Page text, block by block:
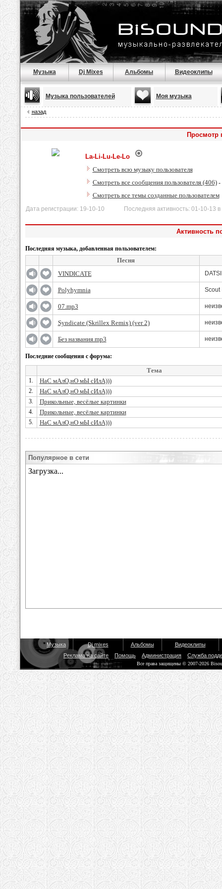
Музыка Dj Mixes Альбомы Видеоклипы
Музыка пользователей Моя музыка
назад
Просмотр
La-Li-Lu-Le-Lo
Смотреть всю музыку пользователя
Смотреть все сообщения пользователя (406)-
Смотреть все темы созданные пользователем
Дата регистрации: 19-10-10 Последняя активность: 01-10-13 в
Активность
Последняя музыка, добавленная пользователем:
Песня
VINDICATE
Polyhymnia Scout
07.mp3
Syndicate (Skrillex Remix) (ver 2)
Без названия.mp3
Последние сообщения с форума:
Тема
1. НаС мАлО,нО мЫ сИлА)))
2. НаС мАлО,нО мЫ сИлА)))
3. Прикольные, весёлые картинки
4. Прикольные, весёлые картинки
5. НаС мАлО,нО мЫ сИлА)))
Популярное в сети
Музыка Dj mixes Альбомы
Видеоклипы
Реклама на сайте
Помощь Администрация Служба
Все права защищены © 2007-2026